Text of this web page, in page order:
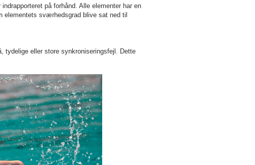
på forhånd. Alle elementer har en
sværhedsgrad blive sat ned til
tydelige eller store synkroniseringsfejl. Dette